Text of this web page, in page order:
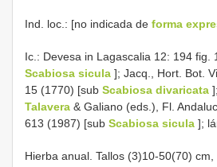
Ind. loc.: [no indicada de forma
Ic.: Devesa in Lagascalia 12: 194 fig.
Scabiosa sicula ]; Jacq., Hort. Bot.
15 (1770) [sub Scabiosa divaricata
Talavera & Galiano (eds.), Fl.
613 (1987) [sub Scabiosa sicula ];
Hierba anual. Tallos (3)10-50(70) cm,